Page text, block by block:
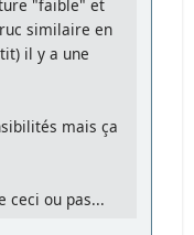
"faible" et
similaire en
il y a une
mais ça
ceci ou pas...